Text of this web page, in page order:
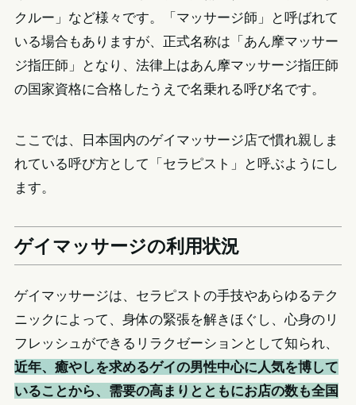
クルー」など様々です。「マッサージ師」と呼ばれて
いる場合もありますが、正式名称は「あん摩マッサー
ジ指圧師」となり、法律上はあん摩マッサージ指圧師
の国家資格に合格したうえで名乗れる呼び名です。
ここでは、日本国内のゲイマッサージ店で慣れ親しま
れている呼び方として「セラピスト」と呼ぶようにし
ます。
ゲイマッサージの利用状況
ゲイマッサージは、セラピストの手技やあらゆるテク
ニックによって、身体の緊張を解きほぐし、心身のリ
フレッシュができるリラクゼーションとして知られ、
近年、癒やしを求めるゲイの男性中心に人気を博して
いることから、需要の高まりとともにお店の数も全国